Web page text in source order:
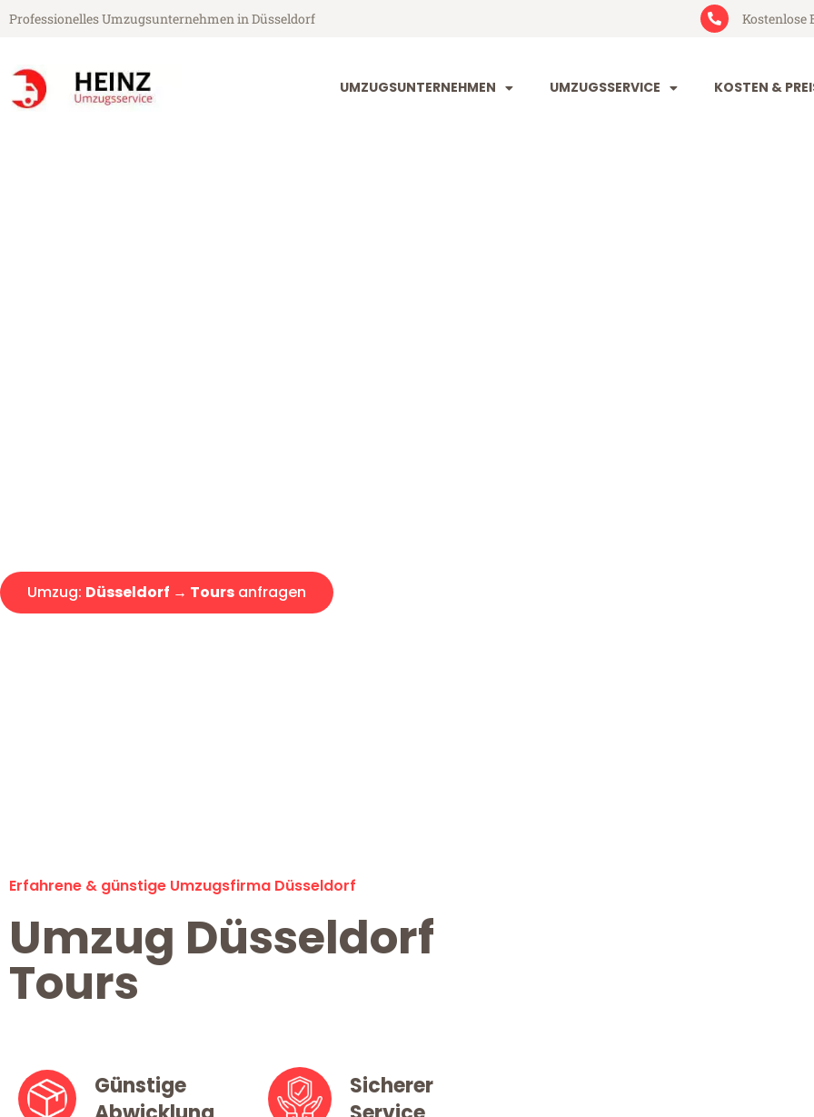
Professionelles Umzugsunternehmen in Düsseldorf Kostenlose
UMZUGSUNTERNEHMEN UMZUGSSERVICE KOSTEN &
Umzug: Düsseldorf → Tours anfragen
Erfahrene & günstige Umzugsfirma Düsseldorf
Umzug Düsseldorf
Tours
Günstige
Sicherer